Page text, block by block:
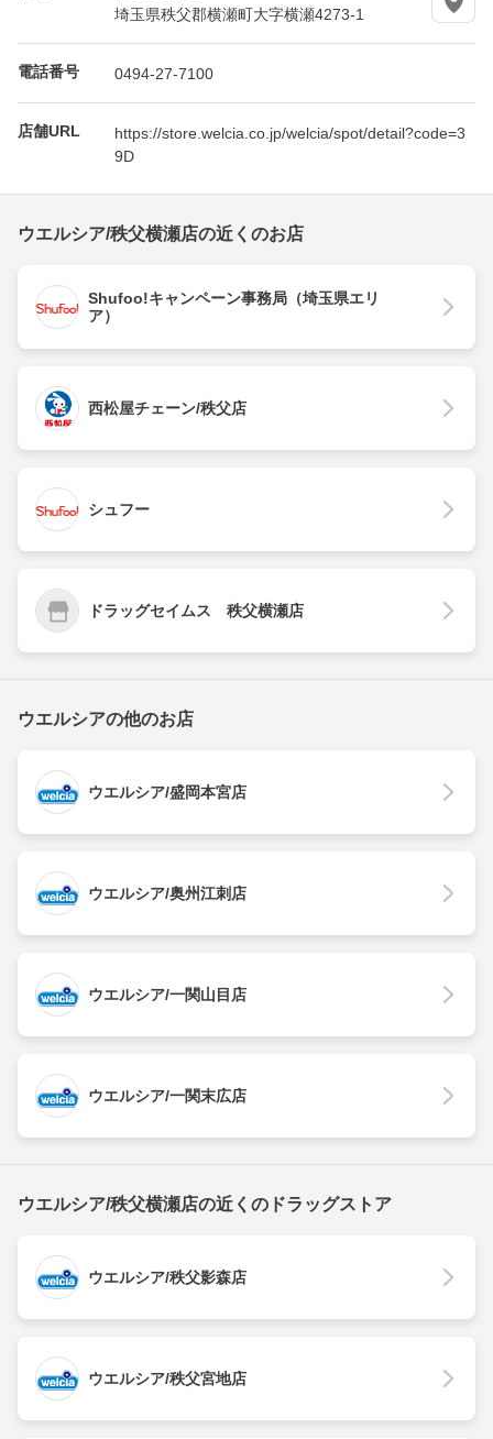
埼玉県秩父郡横瀬町大字横瀬4273-1
電話番号 0494-27-7100
店舗URL
https://store.welcia.co.jp/welcia/spot/detail?code=3
9D
ウエルシア/秩父横瀬店の近くのお店
Shufoo!キャンペーン事務局（埼玉県エリ
ア）
西松屋チェーン/秩父店
シュフー
ドラッグセイムス 秩父横瀬店
ウエルシアの他のお店
ウエルシア/盛岡本宮店
ウエルシア/奥州江刺店
ウエルシア/一関山目店
ウエルシア/一関末広店
ウエルシア/秩父横瀬店の近くのドラッグストア
ウエルシア/秩父影森店
ウエルシア/秩父宮地店